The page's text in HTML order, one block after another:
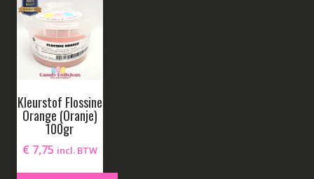
Kleurstof Flossine
Orange (Oranje)
100gr
€ 7,75 incl. BTW